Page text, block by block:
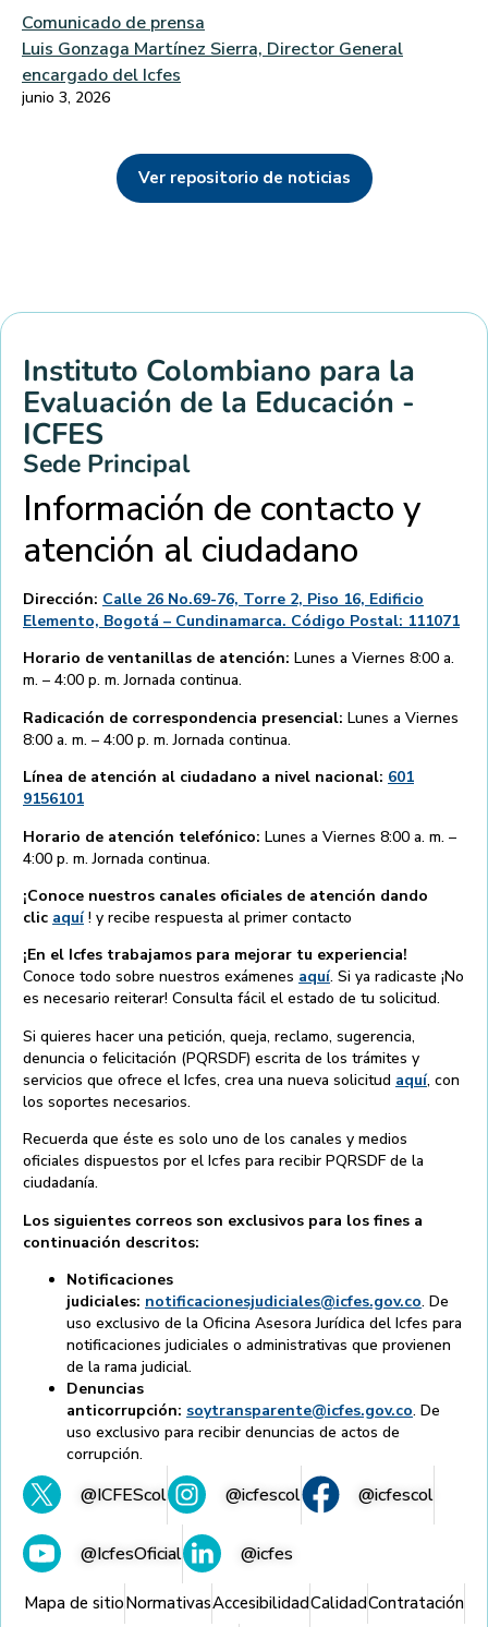
Comunicado de prensa
Luis Gonzaga Martínez Sierra, Director General
encargado del Icfes
junio 3, 2026
Ver repositorio de noticias
Instituto Colombiano para la
Evaluación de la Educación -
ICFES
Sede Principal
Información de contacto y
atención al ciudadano
Dirección: Calle 26 No.69-76, Torre 2, Piso 16, Edificio
Elemento, Bogotá – Cundinamarca. Código Postal: 111071
Horario de ventanillas de atención: Lunes a Viernes 8:00 a.
m. – 4:00 p. m. Jornada continua.
Radicación de correspondencia presencial: Lunes a Viernes
8:00 a. m. – 4:00 p. m. Jornada continua.
Línea de atención al ciudadano a nivel nacional: 601
9156101
Horario de atención telefónico: Lunes a Viernes 8:00 a. m. –
4:00 p. m. Jornada continua.
¡Conoce nuestros canales oficiales de atención dando
clic aquí! y recibe respuesta al primer contacto
¡En el Icfes trabajamos para mejorar tu experiencia!
Conoce todo sobre nuestros exámenes aquí. Si ya radicaste ¡No
es necesario reiterar! Consulta fácil el estado de tu solicitud.
Si quieres hacer una petición, queja, reclamo, sugerencia,
denuncia o felicitación (PQRSDF) escrita de los trámites y
servicios que ofrece el Icfes, crea una nueva solicitud aquí, con
los soportes necesarios.
Recuerda que éste es solo uno de los canales y medios
oficiales dispuestos por el Icfes para recibir PQRSDF de la
ciudadanía.
Los siguientes correos son exclusivos para los fines a
continuación descritos:
Notificaciones
judiciales: notificacionesjudiciales@icfes.gov.co. De
uso exclusivo de la Oficina Asesora Jurídica del Icfes para
notificaciones judiciales o administrativas que provienen
de la rama judicial.
Denuncias
anticorrupción: soytransparente@icfes.gov.co. De
uso exclusivo para recibir denuncias de actos de
corrupción.
@ICFEScol @icfescol @icfescol
@IcfesOficial @icfes
Mapa de sitioNormativasAccesibilidadCalidadContratación